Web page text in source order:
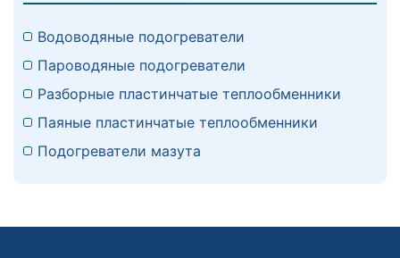
Водоводяные подогреватели
Пароводяные подогреватели
Разборные пластинчатые теплообменники
Паяные пластинчатые теплообменники
Подогреватели мазута